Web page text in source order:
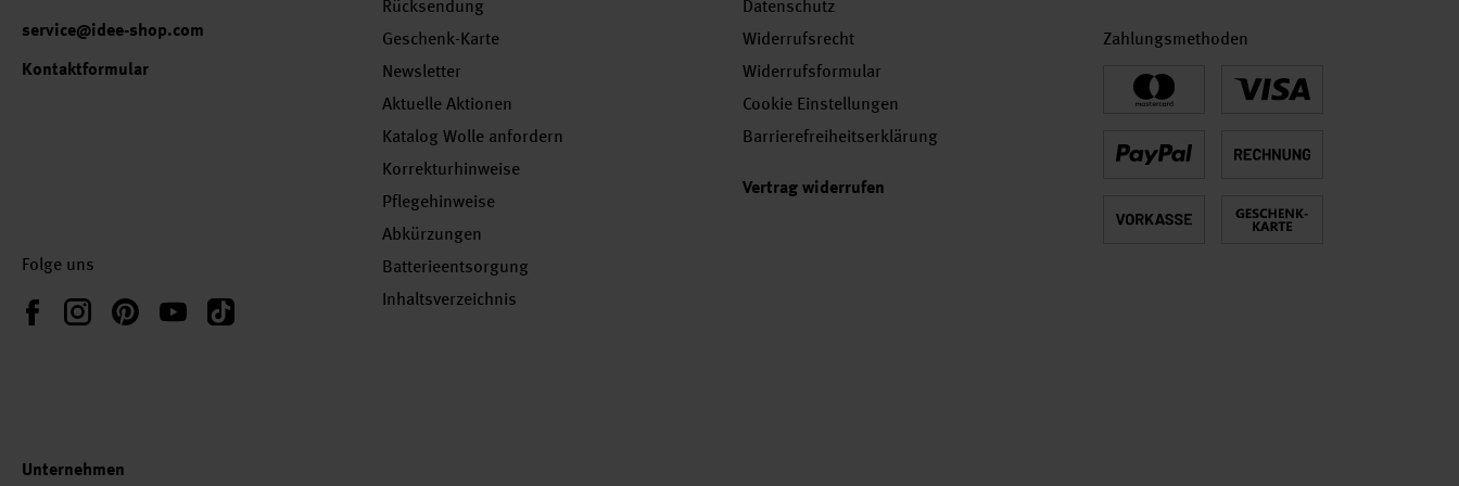
service@idee-shop.com
Kontaktformular
Folge uns
FacebookInstagramPinterestYouTubeTikTok
Rücksendung
Geschenk-Karte
Newsletter
Aktuelle Aktionen
Katalog Wolle anfordern
Korrekturhinweise
Pflegehinweise
Abkürzungen
Batterieentsorgung
Inhaltsverzeichnis
Datenschutz
Widerrufsrecht
Widerrufsformular
Cookie Einstellungen
Barrierefreiheitserklärung
Vertrag widerrufen
Zahlungsmethoden
Unternehmen